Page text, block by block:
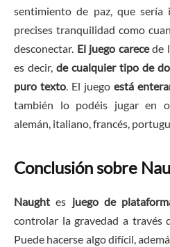
sentimiento de paz, que sería
precises tranquilidad como
desconectar. El juego carecede
es decir, de cualquier tipo de
puro texto. El juego está
también lo podéis jugar en
alemán, italiano, francés,
Conclusión sobre
Naughtes juego de
controlar la gravedad a través
Puede hacerse algo difícil,